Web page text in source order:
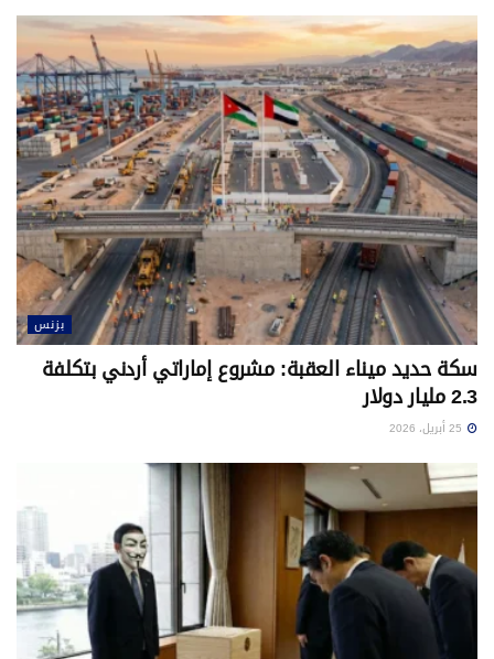
بزنس
سكة حديد ميناء العقبة: مشروع إماراتي أردني بتكلفة
2.3 مليار دولار